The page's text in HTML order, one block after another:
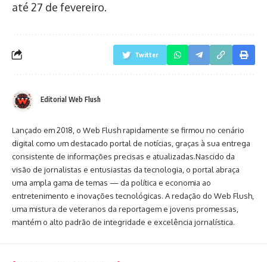
até 27 de fevereiro.
Twitter
Editorial Web Flush
Lançado em 2018, o Web Flush rapidamente se firmou no cenário
digital como um destacado portal de notícias, graças à sua entrega
consistente de informações precisas e atualizadas.Nascido da
visão de jornalistas e entusiastas da tecnologia, o portal abraça
uma ampla gama de temas — da política e economia ao
entretenimento e inovações tecnológicas. A redação do Web Flush,
uma mistura de veteranos da reportagem e jovens promessas,
mantém o alto padrão de integridade e excelência jornalística.